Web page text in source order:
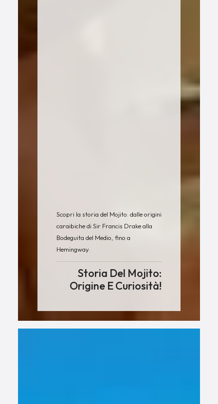
Scopri la storia del Mojito: dalle origini
caraibiche di Sir Francis Drake alla
Bodeguita del Medio, fino a
Hemingway.
Storia Del Mojito:
Origine E Curiosità!